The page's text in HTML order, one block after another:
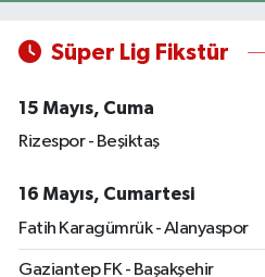
Süper Lig Fikstür
15 Mayıs, Cuma
Rizespor - Beşiktaş
16 Mayıs, Cumartesi
Fatih Karagümrük - Alanyaspor
Gaziantep FK - Başakşehir